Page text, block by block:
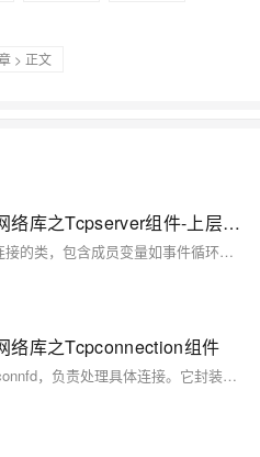
> 正文
基于Reactor模型的高性能网络库之Tcpserver组件-上层调度器
TcpServer 是一个用于管理 TCP 连接的类，包含成员变量如事件循环（EventLoop）、连接池（ConnectionMap）和回调函数等。其主要功能包括监听新连接、设置线程池、启动服务器及处理连接事件。通过 Acceptor 接收新连接，并使用轮询算法将连接分配给子事件循环（subloop）进行读写操作。调用链从 start() 开始，经由线程池启动和 Acceptor 监听，最终由 TcpConnection 管理具体连接的事件处理。
络库之Tcpconnection组件
TcpConnection 由 subLoop 管理 connfd，负责处理具体连接。它封装了连接套接字，通过 Channel 监听可读、可写、关闭、错误等